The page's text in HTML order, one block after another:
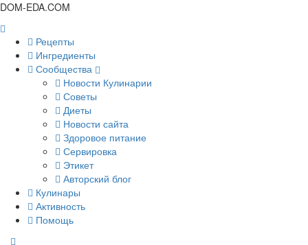
DOM-EDA.COM
Рецепты
Ингредиенты
Сообщества
Новости Кулинарии
Советы
Диеты
Новости сайта
Здоровое питание
Сервировка
Этикет
Авторский блог
Кулинары
Активность
Помощь